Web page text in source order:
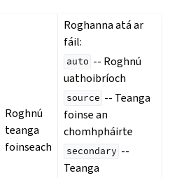
Roghnú
teanga
foinseach
Roghanna atá ar
fáil:
auto -- Roghnú
uathoibríoch
source -- Teanga
foinse an
chomhpháirte
secondary --
Teanga